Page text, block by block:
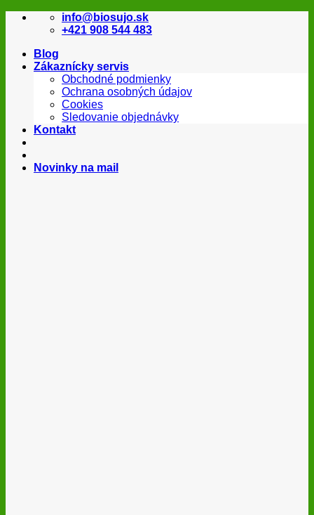
Skip
info@biosujo.sk
+421 908 544 483
Blog
Zákaznícky servis
Obchodné podmienky
Ochrana osobných údajov
Cookies
Sledovanie objednávky
Kontakt
Novinky na mail